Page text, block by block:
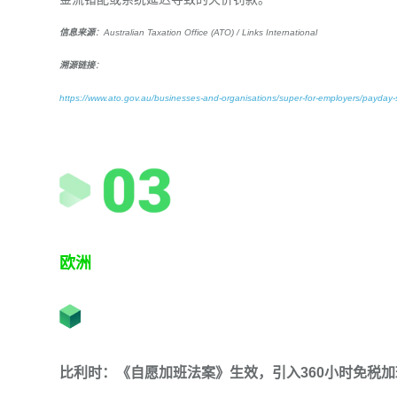
信息来源：Australian Taxation Office (ATO) / Links International
溯源链接：
https://www.ato.gov.au/businesses-and-organisations/super-for-employers/
欧洲
比利时：《自愿加班法案》生效，引入360小时免税